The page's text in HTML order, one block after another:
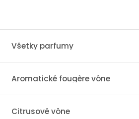
Všetky parfumy
Aromatické fougère vône
Citrusové vône